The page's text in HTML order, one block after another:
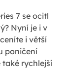
7 se ocitl
Nyní je i v
i větší
poničení
také rychlejší